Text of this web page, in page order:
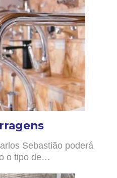
Sebastião poderá
o tipo de…